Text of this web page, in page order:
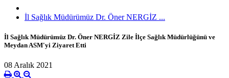
İl Sağlık Müdürümüz Dr. Öner NERGİZ ...
İl Sağlık Müdürümüz Dr. Öner NERGİZ Zile İlçe Sağlık Müdürlüğünü ve
Meydan ASM'yi Ziyaret Etti
08 Aralık 2021